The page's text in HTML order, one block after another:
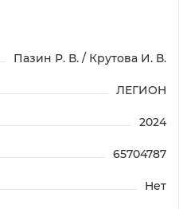
Пазин Р. В. / Крутова И. В.
ЛЕГИОН
2024
65704787
Нет